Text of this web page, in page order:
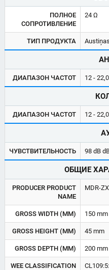
ПОЛНОЕ
СОПРОТИВЛЕНИЕ
24 Ω
ТИП ПРОДУКТА Austiņas
ДИАПАЗОН ЧАСТОТ 12 -
ДИАПАЗОН ЧАСТОТ 12 -
ЧУВСТВИТЕЛЬНОСТЬ 98 dB
ОБЩИЕ
PRODUCER PRODUCT
NAME
MDR-
GROSS WIDTH (MM) 150 mm
GROSS HEIGHT (MM) 45 mm
GROSS DEPTH (MM) 200 mm
WEE CLASSIFICATION